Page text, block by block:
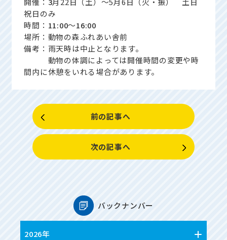
祝日のみ
時間： 11:00～16:00
場所：動物の森ふれあい舎前
備考：雨天時は中止となります。
動物の体調によっては開催時間の変更や時
間内に休憩をいれる場合があります。
前の記事へ
次の記事へ
バックナンバー
2026年